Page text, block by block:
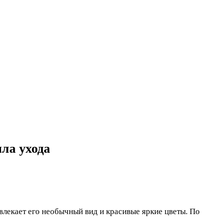
ухода
его необычный вид и красивые яркие цветы. По